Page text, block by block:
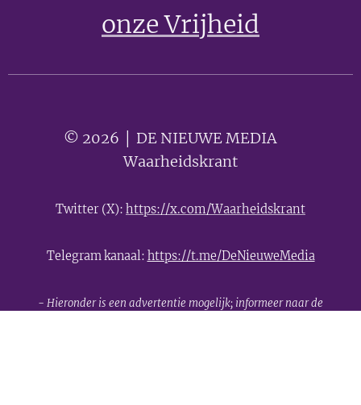
onze Vrijheid
© 2026 │ DE NIEUWE MEDIA 🟣
Waarheidskrant
Twitter (X): https://x.com/Waarheidskrant
Telegram kanaal: https://t.me/DeNieuweMedia
- Hieronder is een advertentie mogelijk; informeer naar de